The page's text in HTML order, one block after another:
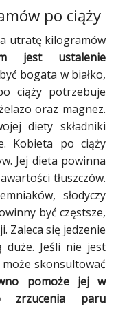
po ciąży
utratę kilogramów
jest ustalenie
bogata w białko,
ciąży potrzebuje
oraz magnez.
diety składniki
Kobieta pociąży
. Jej dieta powinna
tłuszczów.
,słodyczy
być częstsze,
Zaleca się jedzenie
Jeśli nie jest
może skonsultować
pomożejej w
paru